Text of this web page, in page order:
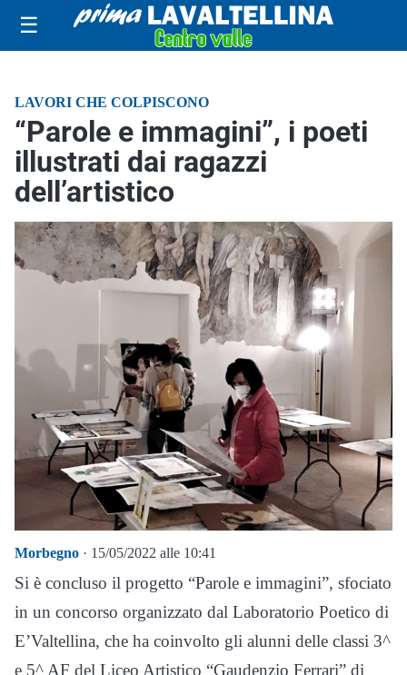
☰
LAVORI CHE COLPISCONO
“Parole e immagini”, i poeti
illustrati dai ragazzi
dell’artistico
Morbegno · 15/05/2022 alle 10:41
Si è concluso il progetto “Parole e immagini”, sfociato
in un concorso organizzato dal Laboratorio Poetico di
E’Valtellina, che ha coinvolto gli alunni delle classi 3^
e 5^ AF del Liceo Artistico “Gaudenzio Ferrari” di